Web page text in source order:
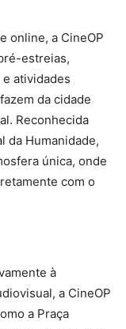
online, a CineOP
estreias,
atividades
da cidade
Reconhecida
da Humanidade,
única, onde
com o
à
a CineOP
a Praça